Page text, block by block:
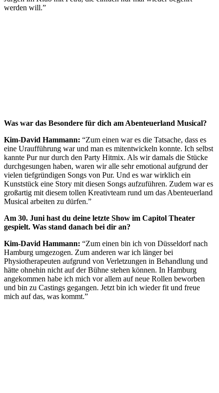
werden will.”
Was war das Besondere für dich am Abenteuerland Musical?
Kim-David Hammann: “Zum einen war es die Tatsache, dass es
eine Uraufführung war und man es mitentwickeln konnte. Ich selbst
kannte Pur nur durch den Party Hitmix. Als wir damals die Stücke
durchgesungen haben, waren wir alle sehr emotional aufgrund der
vielen tiefgründigen Songs von Pur. Und es war wirklich ein
Kunststück eine Story mit diesen Songs aufzuführen. Zudem war es
großartig mit diesem tollen Kreativteam rund um das Abenteuerland
Musical arbeiten zu dürfen.”
Am 30. Juni hast du deine letzte Show im Capitol Theater
gespielt. Was stand danach bei dir an?
Kim-David Hammann: “Zum einen bin ich von Düsseldorf nach
Hamburg umgezogen. Zum anderen war ich länger bei
Physiotherapeuten aufgrund von Verletzungen in Behandlung und
hätte ohnehin nicht auf der Bühne stehen können. In Hamburg
angekommen habe ich mich vor allem auf neue Rollen beworben
und bin zu Castings gegangen. Jetzt bin ich wieder fit und freue
mich auf das, was kommt.”